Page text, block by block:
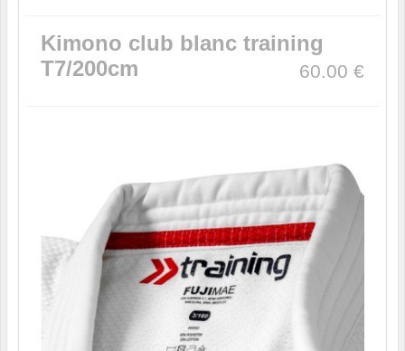
Kimono club blanc training
T7/200cm
60.00 €